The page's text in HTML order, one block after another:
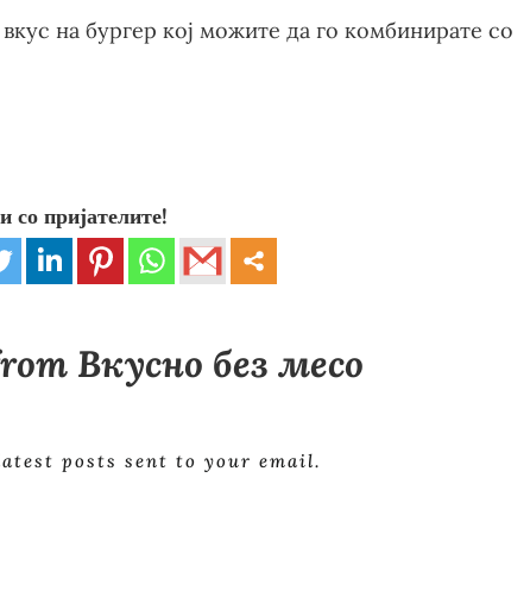
на бургер кој можите да го комбинирате со
со пријателите!
Вкусно без месо
posts sent to your email.